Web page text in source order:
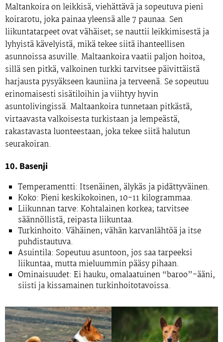
Maltankoira on leikkisä, viehättävä ja sopeutuva pieni
koirarotu, joka painaa yleensä alle 7 paunaa. Sen
liikuntatarpeet ovat vähäiset; se nauttii leikkimisestä ja
lyhyistä kävelyistä, mikä tekee siitä ihanteellisen
asunnoissa asuville. Maltaankoira vaatii paljon hoitoa,
sillä sen pitkä, valkoinen turkki tarvitsee päivittäistä
harjausta pysyäkseen kauniina ja terveenä. Se sopeutuu
erinomaisesti sisätiloihin ja viihtyy hyvin
asuntolivingissä. Maltaankoira tunnetaan pitkästä,
virtaavasta valkoisesta turkistaan ja lempeästä,
rakastavasta luonteestaan, joka tekee siitä halutun
seurakoiran.
10. Basenji
Temperamentti: Itsenäinen, älykäs ja pidättyväinen.
Koko: Pieni keskikokoinen, 10-11 kilogrammaa.
Liikunnan tarve: Kohtalainen korkea; tarvitsee
säännöllistä, reipasta liikuntaa.
Turkinhoito: Vähäinen; vähän karvanlähtöä ja itse
puhdistautuva.
Asuintila: Sopeutuu asuntoon, jos saa tarpeeksi
liikuntaa, mutta mieluummin pääsy pihaan.
Ominaisuudet: Ei hauku, omalaatuinen “baroo”-ääni,
siisti ja kissamainen turkinhoitotavoissa.